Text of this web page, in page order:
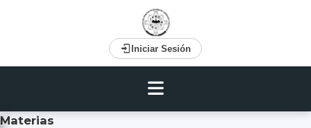
Iniciar Sesión
Materias